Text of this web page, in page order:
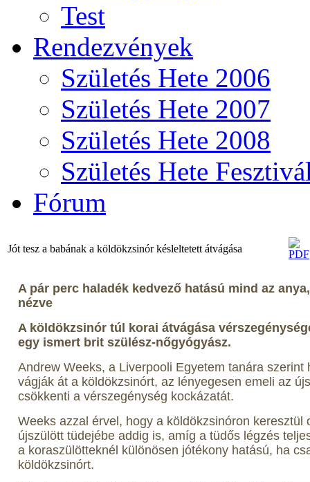
Test
Rendezvények
Születés Hete 2006
Születés Hete 2007
Születés Hete 2008
Születés Hete
Fórum
Jót tesz a babának a köldökzsinór késleltetett átvágása
A pár perc haladék kedvező hatású mind az
nézve
A köldökzsinór túl korai átvágása
egy ismert brit szülész-nőgyógyász.
Andrew Weeks, a Liverpooli Egyetem tanára
vágják át a köldökzsinórt, az lényegesen emeli az
csökkenti a vérszegénység kockázatát.
Weeks azzal érvel, hogy a köldökzsinóron keresztül
újszülött tüdejébe addig is, amíg a tüdős légzés
a koraszülötteknél különösen jótékony hatású, ha
köldökzsinórt.